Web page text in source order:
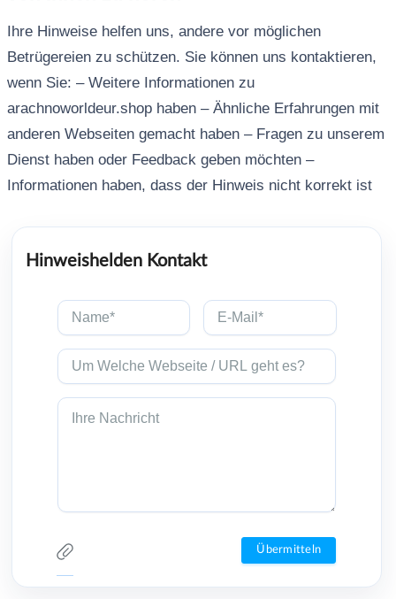
Ihre Hinweise helfen uns, andere vor möglichen
Betrügereien zu schützen. Sie können uns kontaktieren,
wenn Sie: – Weitere Informationen zu
arachnoworldeur.shop haben – Ähnliche Erfahrungen mit
anderen Webseiten gemacht haben – Fragen zu unserem
Dienst haben oder Feedback geben möchten –
Informationen haben, dass der Hinweis nicht korrekt ist
Hinweishelden Kontakt